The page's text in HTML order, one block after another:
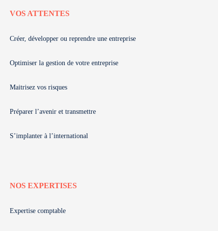
VOS ATTENTES
Créer, développer ou reprendre une entreprise
Optimiser la gestion de votre entreprise
Maitrisez vos risques
Préparer l’avenir et transmettre
S’implanter à l’international
NOS EXPERTISES
Expertise comptable